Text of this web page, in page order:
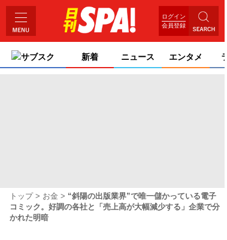
ログイン
会員登録
サブスク 新着 ニュース エンタメ
トップ お金
“斜陽の出版業界”で唯一儲かっている電子
コミック。好調の各社と「売上高が大幅減少する」企業で分
かれた明暗